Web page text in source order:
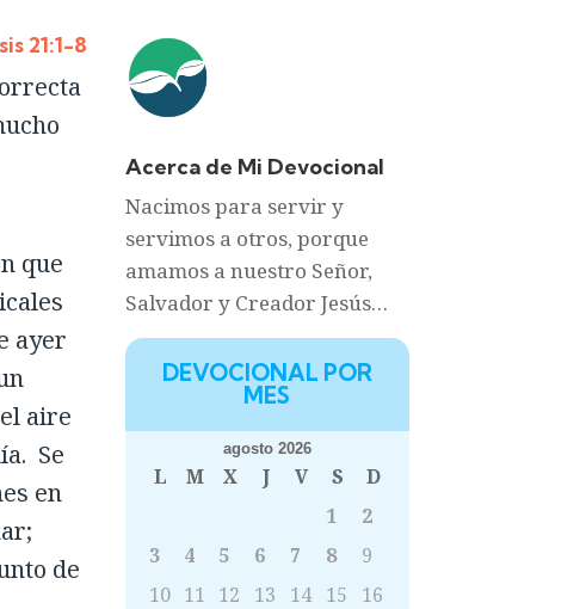
21:1-8
que
ayer
aire
Se
en
de
Acerca de Mi Devocional
Nacimos para servir y
servimos a otros, porque
amamos a nuestro Señor,
Salvador y Creador Jesús…
DEVOCIONAL POR
MES
agosto 2026
L M X J V S
D
1
2
3
4 5 6 7 8
9
10 11 12 13 14 15
16